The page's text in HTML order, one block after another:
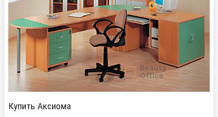
Купить Аксиома